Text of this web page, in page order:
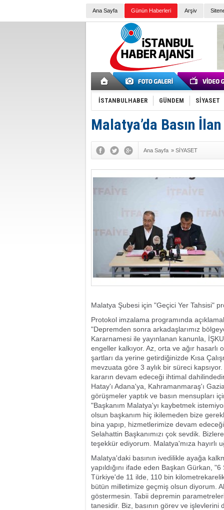
Ana Sayfa Günün Haberleri Arşiv
İSTANBULHABER GÜNDEM SİYASET
Malatya’da Basın
Ana Sayfa » SİYASET
Malatya Şubesi için "Geçici Yer Tahsisi"
Protokol imzalama programında
"Depremden sonra arkadaşlarımız
Kararnamesi ile yayınlanan kanunla,
engeller kalkıyor. Az, orta ve ağır hasarlı
şartları da yerine getirdiğinizde Kısa
mevzuata göre 3 aylık bir süreci
kararın devam edeceği ihtimal
Hatay'ı Adana'ya, Kahramanmaraş'ı
görüşmeler yaptık ve basın mensupları
"Başkanım Malatya'yı kaybetmek
olsun başkanım hiç ikilemeden bize
bina yapıp, hizmetlerimize devam
Selahattin Başkanımızı çok sevdik.
teşekkür ediyorum. Malatya'mıza hayırlı
Malatya'daki basının ivedilikle ayağa
yapıldığını ifade eden Başkan Gürkan,
Türkiye'de 11 ilde, 110 bin
bütün milletimize geçmiş olsun diyorum.
göstermesin. Tabii depremin
tanesidir. Biz, basının görev ve